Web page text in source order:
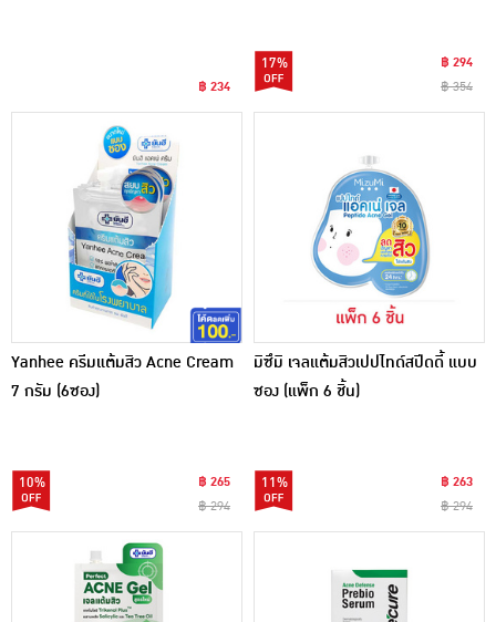
฿ 234
17%
฿ 294
฿ 354
Yanhee ครีมแต้มสิว Acne Cream
7 กรัม (6ซอง)
10%
฿ 265
฿ 294
มิซึมิ เจลแต้มสิวเปปไทด์สปีดดี้ แบบ
ซอง (แพ็ก 6 ชิ้น)
11%
฿ 263
฿ 294